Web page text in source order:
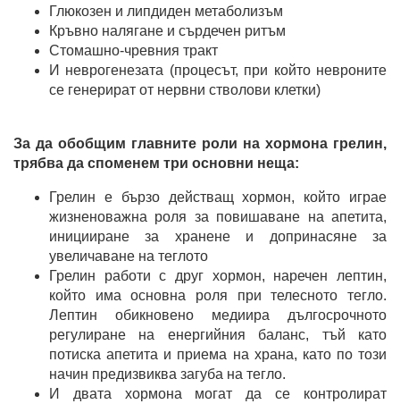
Глюкозен и липдиден метаболизъм
Кръвно налягане и сърдечен ритъм
Стомашно-чревния тракт
И неврогенезата (процесът, при който невроните
се генерират от нервни стволови клетки)
За да обобщим главните роли на хормона грелин,
трябва да споменем три основни неща:
Грелин е бързо действащ хормон, който играе
жизненоважна роля за повишаване на апетита,
иницииране за хранене и допринасяне за
увеличаване на теглото
Грелин работи с друг хормон, наречен лептин,
който има основна роля при телесното тегло.
Лептин обикновено медиира дългосрочното
регулиране на енергийния баланс, тъй като
потиска апетита и приема на храна, като по този
начин предизвиква загуба на тегло.
И двата хормона могат да се контролират